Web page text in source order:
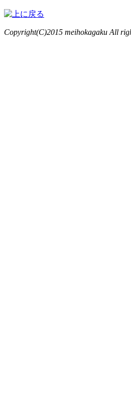
Copyright(C)2015 meihokagaku All